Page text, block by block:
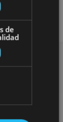
de
de